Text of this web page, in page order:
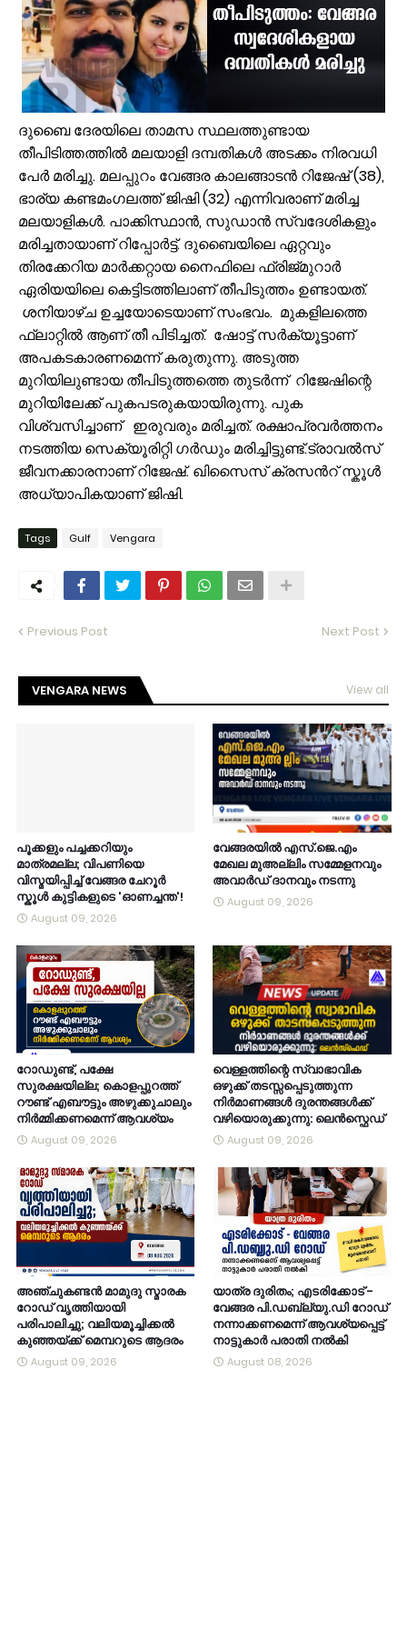
പാണക്കാട്ട് മണ്ണിടിച്ചിൽ; അനധികൃത പാറ പൊട്ടിക്കലാണ്
വേങ്ങര മണ്ഡലം പ്രവാസി ലീഗ് അംഗത്വ പ്രചാരണത്തിന്
കരിപ്പൂർ വിമാന ദുരന്തത്തിന് ഇന്ന് 6 വയസ്സ്; വലിയ വിമാനങ്ങളുടെ
ജോലിസ്ഥലത്ത് വെള്ളപ്പൊക്കം; അസമിൽ മരിച്ച തിരൂരങ്ങാടി
പായലും ചെളിയും മൂടി റോഡുകൾ; പ്രളയാനന്തര ജാഗ്രതയിൽ
ക്ഷേമ പെൻഷൻ ഇനി വീടുകളിലെത്തില്ല; സഹകരണ സംഘങ്ങളെ
പാണക്കാട് എടയപ്പാലം മണ്ണിടിച്ചിൽ രക്ഷാപ്രവർത്തനം: മികച്ച
വേങ്ങരയിൽ പ്രളയബാധിത മേഖലകളിൽ എലിപ്പനി പ്രതിരോധ
ഭിന്നശേഷി സമഗ്ര വിവരശേഖരണം: വേങ്ങരയിൽ ‘സഹജീവനം’
ഊരകത്ത് യൂത്ത് കോൺഗ്രസ് സ്ഥാപകദിനാചരണം; ലഹരി വിരുദ്ധ
ദുബൈ ദേരയിലെ താമസ സ്ഥലത്തുണ്ടായ
തീപിടിത്തത്തിൽ മലയാളി ദമ്പതികൾ അടക്കം നിരവധി
പേർ മരിച്ചു. മലപ്പുറം വേങ്ങര കാലങ്ങാടൻ റിജേഷ് (38),
ഭാര്യ കണ്ടമംഗലത്ത് ജിഷി (32) എന്നിവരാണ് മരിച്ച
മലയാളികൾ. പാക്കിസ്ഥാൻ, സുഡാൻ സ്വദേശികളും
മരിച്ചതായാണ് റിപ്പോർട്ട്‌. ദുബൈയിലെ ഏറ്റവും
തിരക്കേറിയ മാർക്കറ്റായ നൈഫിലെ ഫ്രിജ്മുറാർ
ഏരിയയിലെ കെട്ടിടത്തിലാണ് തീപിടുത്തം ഉണ്ടായത്.
ശനിയാഴ്ച ഉച്ചയോടെയാണ് സംഭവം. മുകളിലത്തെ
ഫ്ലാറ്റിൽ ആണ് തീ പിടിച്ചത്. ഷോട്ട് സർക്യൂട്ടാണ്
അപകടകാരണമെന്ന് കരുതുന്നു. അടുത്ത
മുറിയിലുണ്ടായ തീപിടുത്തത്തെ തുടർന്ന് റിജേഷിന്റെ
മുറിയിലേക്ക് പുകപടരുകയായിരുന്നു. പുക
വിശ്വസിച്ചാണ് ഇരുവരും മരിച്ചത്. രക്ഷാപ്രവർത്തനം
നടത്തിയ സെക്യൂരിറ്റി ഗർഡും മരിച്ചിട്ടുണ്ട്.ട്രാവൽസ്
ജീവനക്കാരനാണ് റിജേഷ്. ഖിസൈസ് ക്രസൻറ് സ്കൂൾ
അധ്യാപികയാണ് ജിഷി.
Tags Gulf Vengara
Previous Post Next Post
VENGARA NEWS View all
പൂക്കളും പച്ചക്കറിയും
മാത്രമല്ല; വിപണിയെ
വിസ്മയിപ്പിച്ച് വേങ്ങര ചേറൂർ
സ്കൂൾ കുട്ടികളുടെ 'ഓണച്ചന്ത'!
August 09, 2026
വേങ്ങരയിൽ എസ്.ജെ.എം
മേഖല മുഅല്ലിം സമ്മേളനവും
അവാർഡ് ദാനവും നടന്നു
August 09, 2026
റോഡുണ്ട്, പക്ഷേ
സുരക്ഷയില്ല; കൊളപ്പുറത്ത്
റൗണ്ട് എബൗട്ടും അഴുക്കുചാലും
നിർമ്മിക്കണമെന്ന് ആവശ്യം
August 09, 2026
വെള്ളത്തിന്റെ സ്വാഭാവിക
ഒഴുക്ക് തടസ്സപ്പെടുത്തുന്ന
നിർമാണങ്ങൾ ദുരന്തങ്ങൾക്ക്
വഴിയൊരുക്കുന്നു: ലെൻസ്ഫെഡ്
August 09, 2026
അഞ്ചുകണ്ടൻ മാമുദു സ്മാരക
റോഡ് വൃത്തിയായി
പരിപാലിച്ചു; വലിയമൂച്ചിക്കൽ
കുഞ്ഞയ്ക്ക് മെമ്പറുടെ ആദരം
August 09, 2026
യാത്ര ദുരിതം; എടരിക്കോട് -
വേങ്ങര പി.ഡബ്ല്യു.ഡി റോഡ്
നന്നാക്കണമെന്ന് ആവശ്യപ്പെട്ട്
നാട്ടുകാർ പരാതി നൽകി
August 08, 2026